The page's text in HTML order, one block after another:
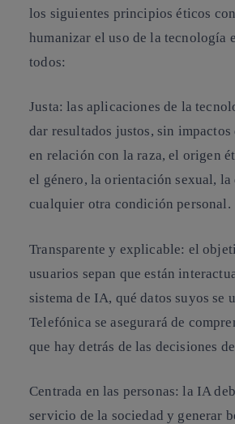
los siguientes principios éticos
humanizar el uso de la tecnología
todos:
Justa: las aplicaciones de la
dar resultados justos, sin
en relación con la raza, el origen
el género, la orientación sexual, la
cualquier otra condición personal.
Transparente y explicable: el
usuarios sepan que están
sistema de IA, qué datos suyos se
Telefónica se asegurará de
que hay detrás de las decisiones
Centrada en las personas: la IA
servicio de la sociedad y generar